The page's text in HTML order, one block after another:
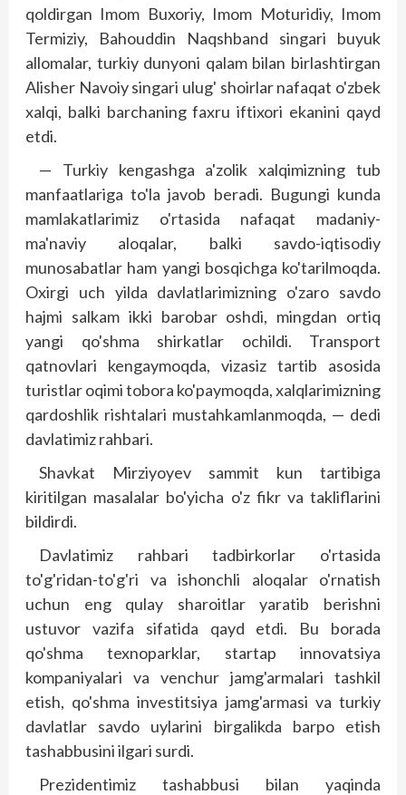
qoldirgan Imom Buxoriy, Imom Moturidiy, Imom
Termiziy, Bahouddin Naqshband singari buyuk
allomalar, turkiy dunyoni qalam bilan birlashtirgan
Alisher Navoiy singari ulug' shoirlar nafaqat o'zbek
xalqi, balki barchaning faxru iftixori ekanini qayd
etdi.
— Turkiy kengashga a'zolik xal­qimizning tub
manfaatlariga to'la javob beradi. Bugungi kunda
mamlakatlarimiz o'rtasida nafaqat madaniy-
ma'naviy aloqalar, balki savdo-iqtisodiy
munosabatlar ham yangi bosqichga ko'tarilmoqda.
Oxirgi uch yilda davlatlarimizning o'zaro savdo
hajmi salkam ikki barobar oshdi, mingdan ortiq
yangi qo'shma shirkatlar ochildi. Transport
qatnovlari kengaymoqda, vizasiz tartib asosida
turistlar oqimi tobora ko'paymoqda, xalqlarimizning
qardoshlik rishtalari mustahkamlanmoqda, — dedi
davlatimiz rahbari.
Shavkat Mirziyoyev sammit kun tartibiga
kiritilgan masalalar bo'yicha o'z fikr va takliflarini
bildirdi.
Davlatimiz rahbari tadbirkorlar o'rtasida
to'g'ridan-to'g'ri va ishonchli aloqalar o'rnatish
uchun eng qulay sharoitlar yaratib berishni
ustuvor vazifa sifatida qayd etdi. Bu borada
qo'shma texnoparklar, startap innovatsiya
kompaniyalari va venchur jamg'armalari tashkil
etish, qo'shma investitsiya jamg'armasi va turkiy
davlatlar savdo uylarini birgalikda barpo etish
tashabbusini ilgari surdi.
Prezidentimiz tashabbusi bilan yaqinda